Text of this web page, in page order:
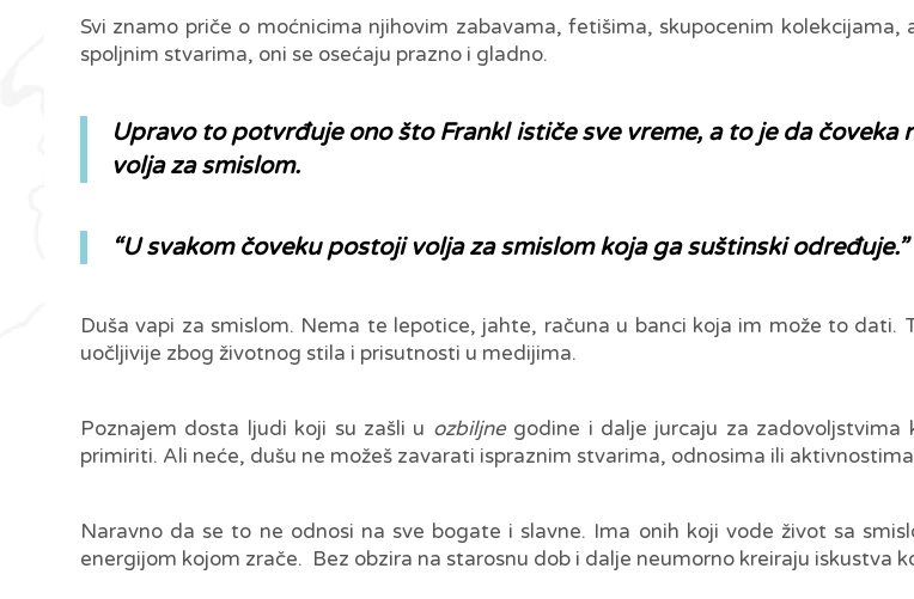
Svi znamo priče o moćnicima njihovim zabavama, fetišima, skupocenim
spoljnim stvarima, oni se osećaju prazno i gladno.
Upravo to potvrđuje ono što Frankl ističe sve vreme, a to je da
volja za smislom.
“U svakom čoveku postoji volja za smislom koja ga suštinski određuje.”
Duša vapi za smislom. Nema te lepotice, jahte, računa u banci koja im može to
uočljivije zbog životnog stila i prisutnosti u medijima.
Poznajem dosta ljudi koji su zašli u ozbiljnegodine i dalje jurcaju za zadovoljstvima
primiriti. Ali neće, dušu ne možeš zavarati ispraznim stvarima, odnosima ili
Naravno da se to ne odnosi na sve bogate i slavne. Ima onih koji vode život sa
energijom kojom zrače. Bez obzira na starosnu dob i dalje neumorno kreiraju iskustva